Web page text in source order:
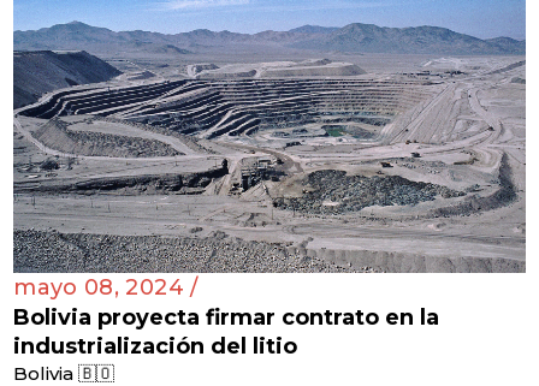
mayo 08, 2024 /
Bolivia proyecta firmar contrato en la
industrialización del litio
Bolivia 🇧🇴